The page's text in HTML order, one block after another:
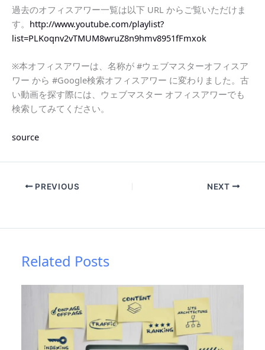
過去のオフィスアワー一覧は以下 URL からご覧いただけま
す。 http://www.youtube.com/playlist?
list=PLKoqnv2vTMUM8wruZ8n9hmv8951fFmxok
※本オフィスアワーは、名称が #ウェブマスターオフィスア
ワー から #Google検索オフィスアワー に変わりました。古
い動画を探す際には、ウェブマスター オフィスアワーでも
検索してみてください。
source
PREVIOUS NEXT
Related Posts